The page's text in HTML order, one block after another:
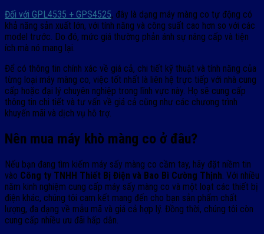
Đối với GPL4535 + GPS4525, đây là dạng máy màng co tự động có
khả năng sản xuất lớn, với tính năng và công suất cao hơn so với các
model trước. Do đó, mức giá thường phản ánh sự nâng cấp và tiện
ích mà nó mang lại.
Để có thông tin chính xác về giá cả, chi tiết kỹ thuật và tính năng của
từng loại máy màng co, việc tốt nhất là liên hệ trực tiếp với nhà cung
cấp hoặc đại lý chuyên nghiệp trong lĩnh vực này. Họ sẽ cung cấp
thông tin chi tiết và tư vấn về giá cả cũng như các chương trình
khuyến mãi và dịch vụ hỗ trợ.
Nên mua máy khò màng co ở đâu?
Nếu bạn đang tìm kiếm máy sấy màng co cầm tay, hãy đặt niềm tin
vào Công ty TNHH Thiết Bị Điện và Bao Bì Cường Thịnh . Với nhiều
năm kinh nghiệm cung cấp máy sấy màng co và một loạt các thiết bị
điện khác, chúng tôi cam kết mang đến cho bạn sản phẩm chất
lượng, đa dạng về mẫu mã và giá cả hợp lý. Đồng thời, chúng tôi còn
cung cấp nhiều ưu đãi hấp dẫn.